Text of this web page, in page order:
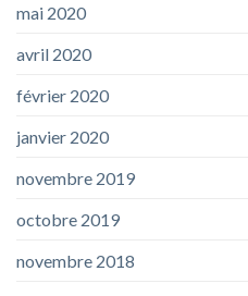
mai 2020
avril 2020
février 2020
janvier 2020
novembre 2019
octobre 2019
novembre 2018